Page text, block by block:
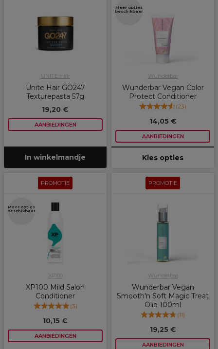
UNITE Hair
Unite Hair GO247
Texturepasta 57g
19,20 €
AANBIEDINGEN
In winkelmandje
Meer opties
beschikbaar
Wunderbar
Wunderbar Vegan Color
Protect Conditioner
(23)
14,05 €
AANBIEDINGEN
Kies opties
PROMOTIE
Meer opties
beschikbaar
XP100
XP100 Mild Salon
Conditioner
(3)
10,15 €
AANBIEDINGEN
PROMOTIE
Wunderbar
Wunderbar Vegan
Smooth'n Soft Magic Treat
Olie 100ml
(11)
19,25 €
AANBIEDINGEN